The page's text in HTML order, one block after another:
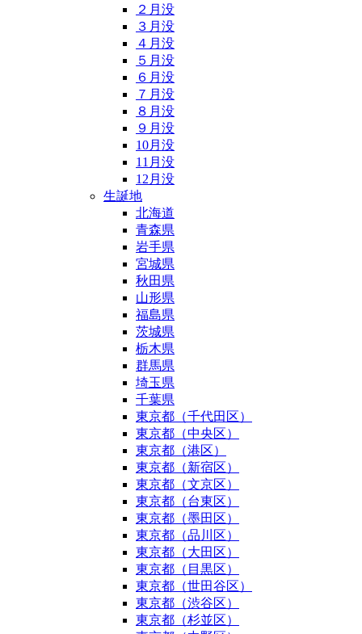
２月没
３月没
４月没
５月没
６月没
７月没
８月没
９月没
10月没
11月没
12月没
生誕地
北海道
青森県
岩手県
宮城県
秋田県
山形県
福島県
茨城県
栃木県
群馬県
埼玉県
千葉県
東京都（千代田区）
東京都（中央区）
東京都（港区）
東京都（新宿区）
東京都（文京区）
東京都（台東区）
東京都（墨田区）
東京都（品川区）
東京都（大田区）
東京都（目黒区）
東京都（世田谷区）
東京都（渋谷区）
東京都（杉並区）